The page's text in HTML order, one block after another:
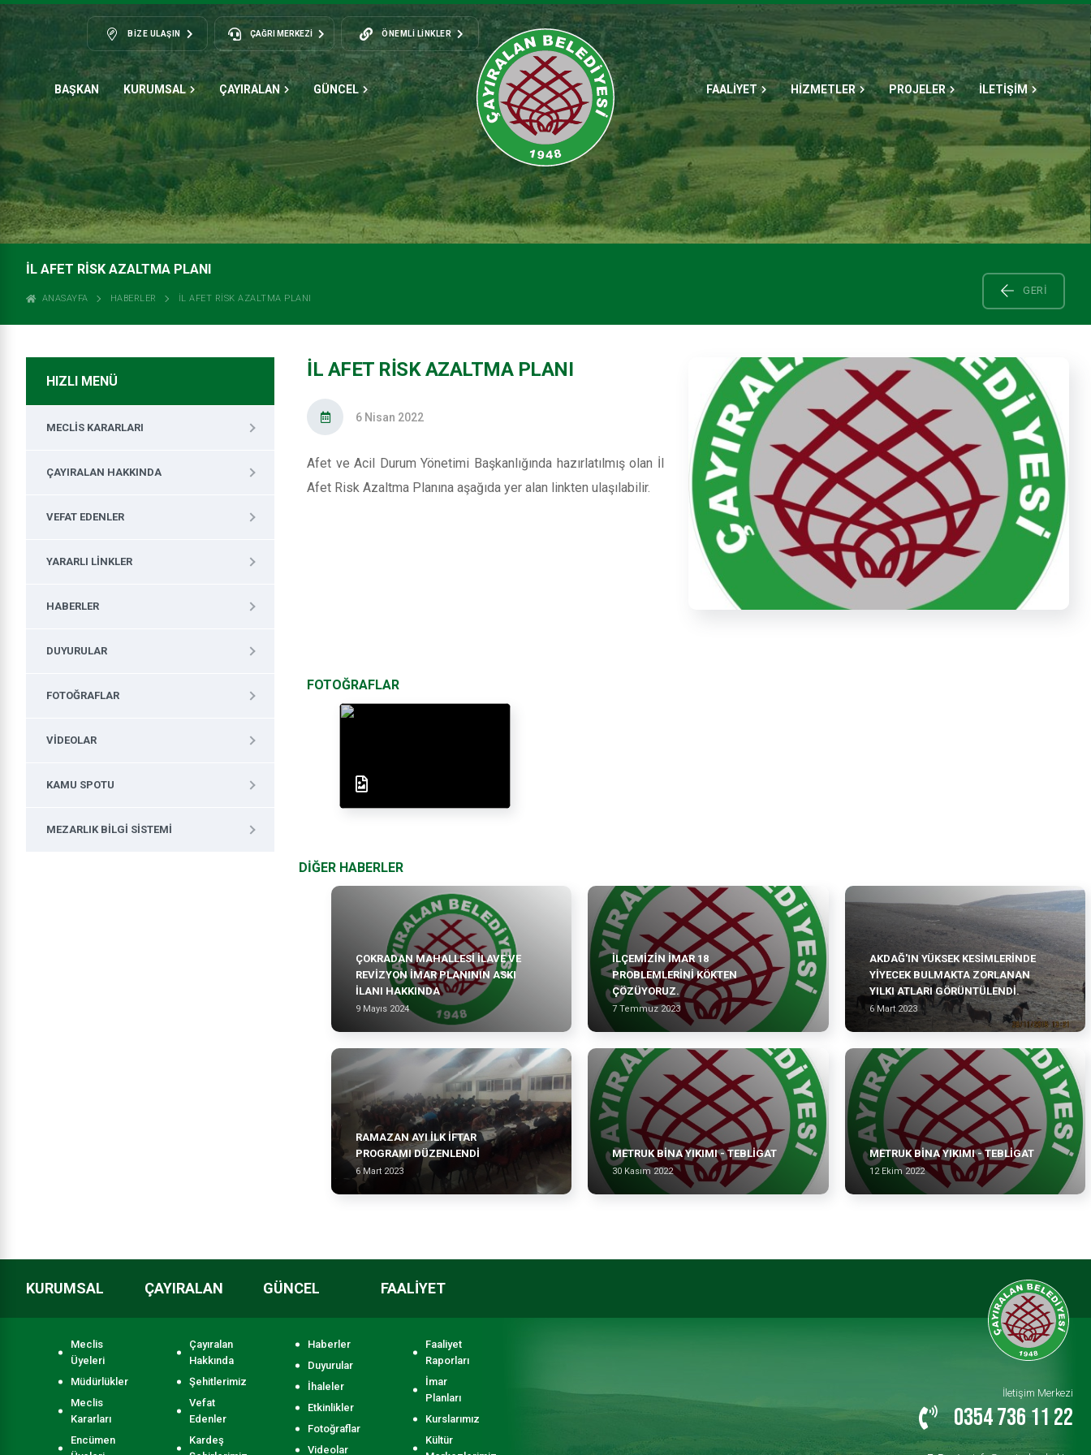
BIZE ULAŞIN ÇAĞRI MERKEZİ ÖNEMLI LINKLER
BAŞKAN KURUMSAL ÇAYIRALAN GÜNCEL FAALİYET HİZMETLER PROJELER İLETİŞİM
İL AFET RİSK AZALTMA PLANI
ANASAYFA HABERLER İL AFET RİSK AZALTMA PLANI
GERI
İL AFET RİSK AZALTMA PLANI
6 Nisan 2022
Afet ve Acil Durum Yönetimi Başkanlığında hazırlatılmış olan İl
Afet Risk Azaltma Planına aşağıda yer alan linkten ulaşılabilir.
FOTOĞRAFLAR
DİĞER HABERLER
ÇOKRADAN MAHALLESİ İLAVE VE
REVİZYON İMAR PLANININ ASKI
İLANI HAKKINDA
9 Mayıs 2024
İLÇEMİZİN İMAR 18
PROBLEMLERİNİ KÖKTEN
ÇÖZÜYORUZ.
7 Temmuz 2023
AKDAĞ'IN YÜKSEK KESİMLERİNDE
YİYECEK BULMAKTA ZORLANAN
YILKI ATLARI GÖRÜNTÜLENDİ.
6 Mart 2023
RAMAZAN AYI İLK İFTAR
PROGRAMI DÜZENLENDİ
6 Mart 2023
METRUK BİNA YIKIMI - TEBLİGAT
30 Kasım 2022
METRUK BİNA YIKIMI - TEBLİGAT
12 Ekim 2022
HIZLI MENÜ
MECLIS KARARLARI
ÇAYIRALAN HAKKINDA
VEFAT EDENLER
YARARLI LINKLER
HABERLER
DUYURULAR
FOTOĞRAFLAR
VIDEOLAR
KAMU SPOTU
MEZARLIK BILGI SISTEMI
KURUMSAL
Meclis
Üyeleri
Müdürlükler
Meclis
Kararları
Encümen
ÇAYIRALAN
Çayıralan
Hakkında
Şehitlerimiz
Vefat
Edenler
Kardeş
GÜNCEL
Haberler
Duyurular
İhaleler
Etkinlikler
Fotoğraflar
Videolar
FAALİYET
Faaliyet
Raporları
İmar
Planları
Kurslarımız
Kültür
İletişim Merkezi
0354 736 11 22